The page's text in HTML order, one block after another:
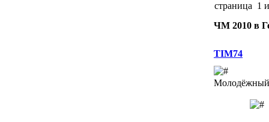
страница 1
ЧМ 2010 в
TIM74
Молодёжный